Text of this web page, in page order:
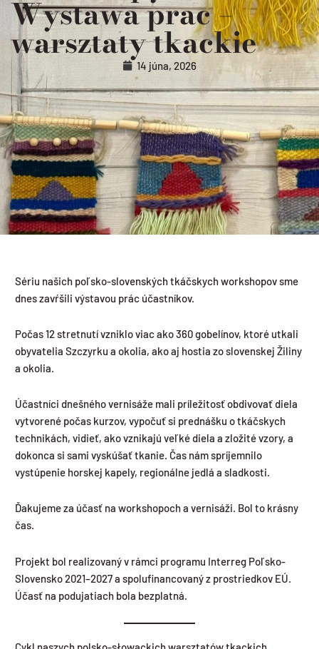
Wystawa prac –
warsztaty tkackie
14 júna, 2026
Sériu našich poľsko-slovenských tkáčskych workshopov sme
dnes zavŕšili výstavou prác účastníkov.
Počas 12 stretnutí vzniklo viac ako 360 gobelínov, ktoré utkali
obyvatelia Szczyrku a okolia, ako aj hostia zo slovenskej Žiliny
a okolia.
Účastníci dnešného vernisáže mali príležitosť obdivovať diela
vytvorené počas kurzov, vypočuť si prednášku o tkáčskych
technikách, vidieť, ako vznikajú veľké diela a zložité vzory, a
dokonca si sami vyskúšať tkanie. Čas nám spríjemnilo
vystúpenie horskej kapely, regionálne jedlá a sladkosti.
Ďakujeme za účasť na workshopoch a vernisáži. Bol to krásny
čas.
Projekt bol realizovaný v rámci programu Interreg Poľsko-
Slovensko 2021–2027 a spolufinancovaný z prostriedkov EÚ.
Účasť na podujatiach bola bezplatná.